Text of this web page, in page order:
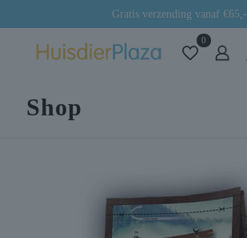
Gratis verzending vanaf €65,-
0
Shop